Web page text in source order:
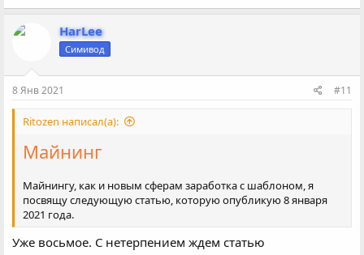
HarLee
Симивод
8 Янв 2021 #11
Ritozen написал(а):
Майнинг
Майнингу, как и новым сферам заработка с шаблоном, я
посвящу следующую статью, которую опубликую 8 января
2021 года.
Уже восьмое. С нетерпением ждем статью